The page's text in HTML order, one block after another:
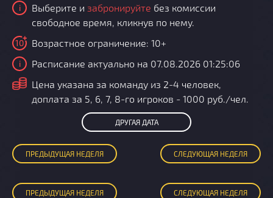
i Выберите и забронируйте без комиссии
свободное время, кликнув по нему.
10 Возрастное ограничение: 10+
i Расписание актуально на 07.08.2026 01:25:06
i
Цена указана за команду из 2-4 человек,
доплата за 5, 6, 7, 8-го игроков - 1000 руб./чел.
ДРУГАЯ ДАТА
ПРЕДЫДУЩАЯ НЕДЕЛЯ СЛЕДУЮЩАЯ НЕДЕЛЯ
ПРЕДЫДУЩАЯ НЕДЕЛЯ СЛЕДУЮЩАЯ НЕДЕЛЯ